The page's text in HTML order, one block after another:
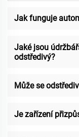
Jak funguje
Jaké jsou
odstředivý?
Může se
Je zařízení